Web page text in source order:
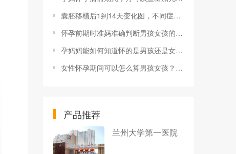
囊胚移植后1到14天变化图，不同症状要知道
怀孕前期时准妈准确判断男孩女孩的方法是什么？
孕妈妈能如何知道怀的是男孩还是女孩？
女性怀孕期间可以怎么算男孩女孩？多久能看？
产品推荐
兰州大学第一医院